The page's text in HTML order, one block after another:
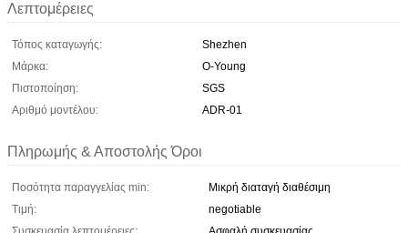
Λεπτομέρειες
Τόπος καταγωγής:
Shezhen
Μάρκα:
O-Young
Πιστοποίηση:
SGS
Αριθμό μοντέλου:
ADR-01
Πληρωμής & Αποστολής Όροι
Ποσότητα παραγγελίας min:
Μικρή διαταγή διαθέσιμη
Τιμή:
negotiable